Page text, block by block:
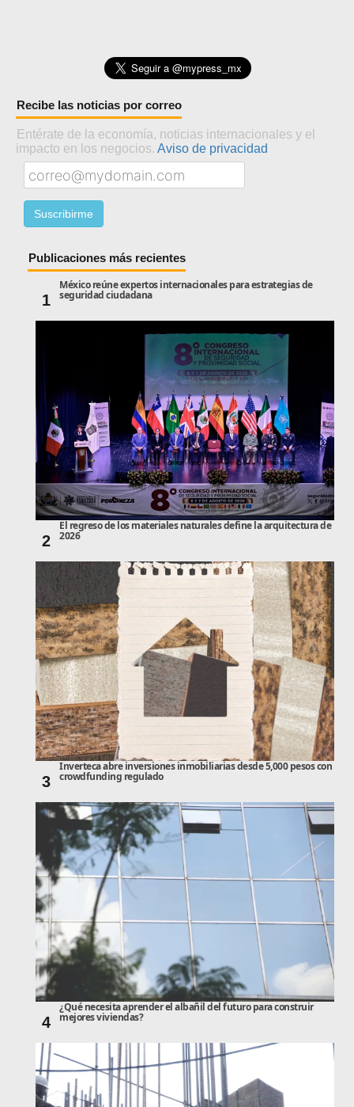
Recibe las noticias por correo
Entérate de la economía, noticias internacionales y el
impacto en los negocios. Aviso de privacidad
Publicaciones más recientes
1
México reúne expertos internacionales para estrategias de
seguridad ciudadana
2
El regreso de los materiales naturales define la arquitectura de
2026
3
Inverteca abre inversiones inmobiliarias desde 5,000 pesos con
crowdfunding regulado
4
¿Qué necesita aprender el albañil del futuro para construir
mejores viviendas?